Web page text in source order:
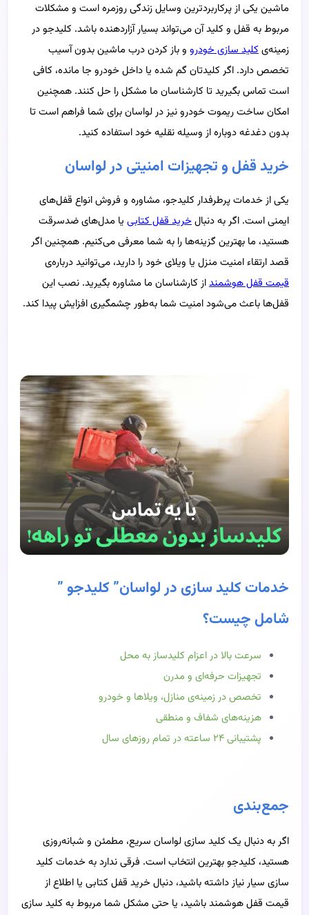
ماشین یکی از پرکاربردترین وسایل زندگی روزمره است و مشکلات
مربوط به قفل و کلید آن می‌تواند بسیار آزاردهنده باشد. کلیدجو در
زمینه‌یکلید سازی خودرو و باز کردن درب ماشین بدون آسیب
تخصص دارد. اگر کلیدتان گم شده یا داخل خودرو جا مانده، کافی
است تماس بگیرید تا کارشناسان ما مشکل را حل کنند. همچنین
امکان ساخت ریموت خودرو نیز در لواسان برای شما فراهم است تا
بدون دغدغه دوباره از وسیله نقلیه خود استفاده کنید.
خرید قفل و تجهیزات امنیتی در لواسان
یکی از خدمات پرطرفدار کلیدجو، مشاوره و فروش انواع قفل‌های
ایمنی است. اگر به دنبالخرید قفل کتابی یا مدل‌های ضدسرقت
هستید، ما بهترین گزینه‌ها را به شما معرفی می‌کنیم. همچنین اگر
قصد ارتقاء امنیت منزل یا ویلای خود را دارید، می‌توانید درباره‌ی
قیمت قفل هوشمنداز کارشناسان ما مشاوره بگیرید. نصب این
قفل‌ها باعث می‌شود امنیت شما به‌طور چشمگیری افزایش پیدا کند.
خدمات کلید سازی در لواسان” کلیدجو ”
شامل چیست؟
سرعت بالا در اعزام کلیدساز به محل
تجهیزات حرفه‌ای و مدرن
تخصص در زمینه‌ی منازل، ویلاها و خودرو
هزینه‌های شفاف و منطقی
پشتیبانی ۲۴ ساعته در تمام روزهای سال
جمع‌بندی
اگر به دنبال یک کلید سازی لواسان سریع، مطمئن و شبانه‌روزی
هستید، کلیدجو بهترین انتخاب است. فرقی ندارد به خدمات کلید
سازی سیار نیاز داشته باشید، دنبال خرید قفل کتابی یا اطلاع از
قیمت قفل هوشمند باشید، یا حتی مشکل شما مربوط به کلید سازی